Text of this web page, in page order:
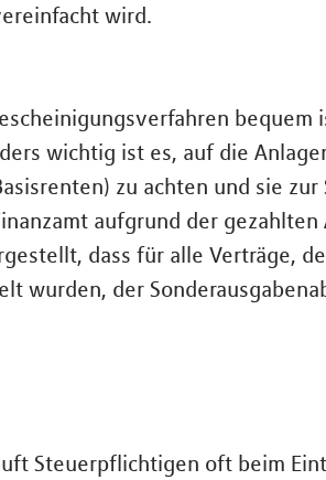
wird.
bequem
wichtig ist es, auf die
zu achten und sie
aufgrund der
dass für alle Verträge,
wurden, der
Steuerpflichtigen oft beim